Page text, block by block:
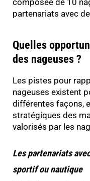
composée de 10
partenariats avec
Quelles
des nageuses ?
Les pistes pour
nageuses existent
différentes façons,
stratégiques des
valorisés par les
Les partenariats
sportif ou nautique